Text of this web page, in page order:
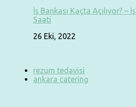
İş Bankası Kaçta Açılıyor? –
Saati
26 Eki, 2022
rezum tedavisi
ankara catering